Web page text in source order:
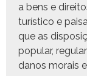
a bens e
turís­ti­co e
que as
pop­u­lar,
danos morais